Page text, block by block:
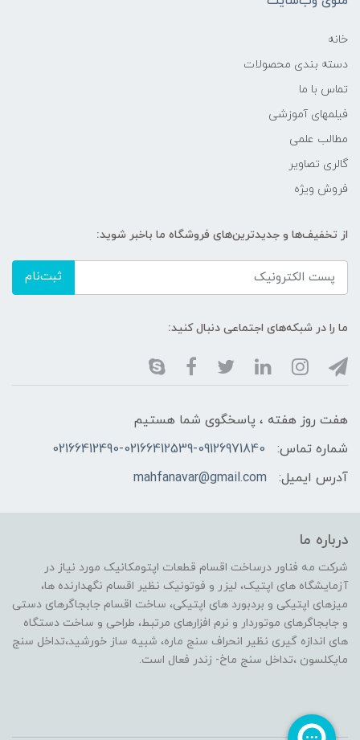
خانه
دسته بندی محصولات
تماس با ما
فیلمهای آموزشی
مطالب علمی
گالری تصاویر
فروش ویژه
از تخفیف‌ها و جدیدترین‌های فروشگاه ما باخبر شوید:
ثبت‌نام
ما را در شبکه‌های اجتماعی دنبال کنید:
هفت روز هفته ، پاسخگوی شما هستیم
شماره تماس:
02166412490-02166412539-09126971840
آدرس ایمیل:
mahfanavar@gmail.com
درباره ما
شرکت مه فناور درساخت اقسام قطعات اپتومکانیک مورد نیاز در
آزمایشگاه های اپتیک، لیزر و فوتونیک نظیر اقسام نگهدارنده ها،
میزهای اپتیکی و بردبورد های اپتیکی، ساخت اقسام جابجاگرهای دستی
و جابجاگرهای موتوردار و نرم افزارهای مرتبط، طراحی و ساخت دستگاه
های اندازه گیری نظیر انحراف سنج ماره، شبیه ساز خورشید،تداخل سنج
مایکلسون ،تداخل سنج ماخ- زندر فعال است.